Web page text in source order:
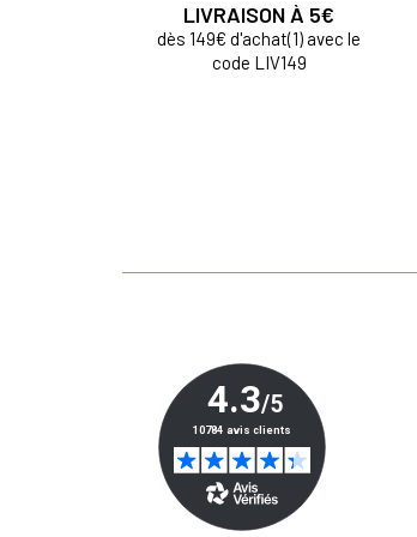
LIVRAISON À 5€
dès 149€ d'achat(1) avec le
code LIV149